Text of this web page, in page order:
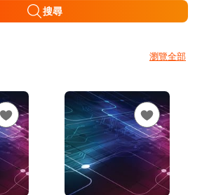
搜尋
瀏覽全部